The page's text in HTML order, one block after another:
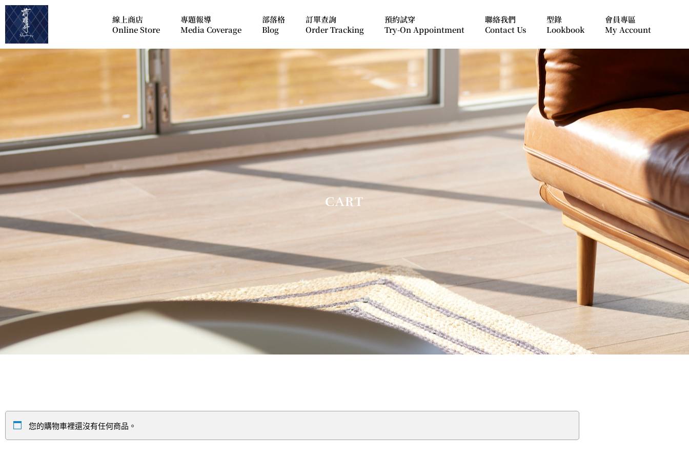
線上商店
Online Store
專題報導
Media Coverage
部落格
Blog
訂單查詢
Order Tracking
預約試穿
Try-On Appointment
聯絡我們
Contact Us
型錄
Lookbook
會員專區
My Account
CART
您的購物車裡還沒有任何商品。